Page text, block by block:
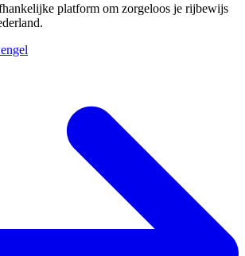
platform om zorgeloos je rijbewijs